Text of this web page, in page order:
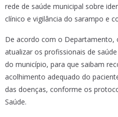
rede de saúde municipal sobre
clínico e vigilância do sarampo e
De acordo com o Departamento,
atualizar os profissionais de
do município, para que saibam
acolhimento adequado do
das doenças, conforme os
Saúde.